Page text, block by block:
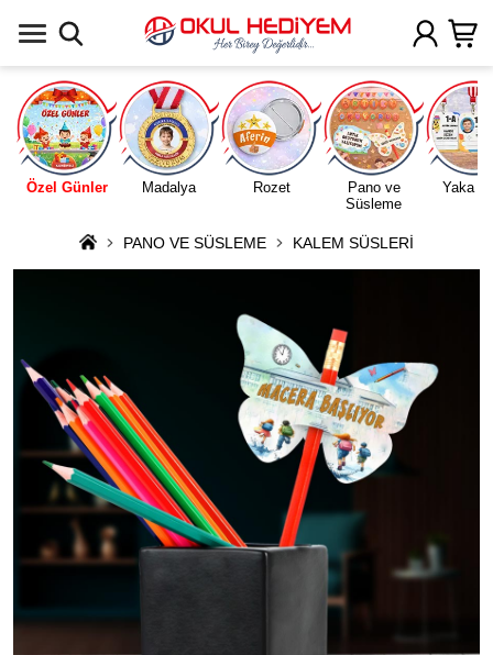
Özel Günler Madalya Rozet
Pano ve
Süsleme
Yaka
PANO VE SÜSLEME KALEM SÜSLERİ
Uygulamada Aç